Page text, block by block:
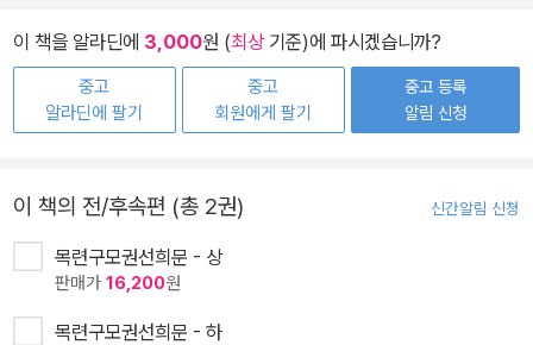
이 책을 알라딘에 3,000원 (최상기준)에 파시겠습니까?
중고
알라딘에 팔기
중고
회원에게 팔기
중고 등록
알림 신청
이 책의 전/후속편 (총 2권) 신간알림 신청
목련구모권선희문 - 상
판매가 16,200원
목련구모권선희문 - 하